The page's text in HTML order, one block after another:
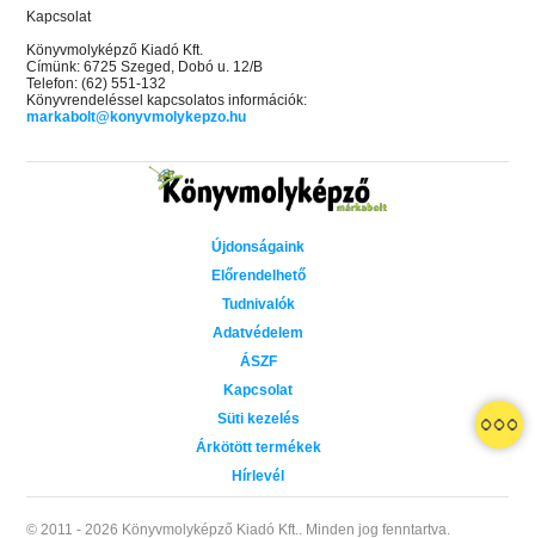
Kapcsolat
Könyvmolyképző Kiadó Kft.
Címünk: 6725 Szeged, Dobó u. 12/B
Telefon: (62) 551-132
Könyvrendeléssel kapcsolatos információk:
markabolt@konyvmolykepzo.hu
Újdonságaink
Előrendelhető
Tudnivalók
Adatvédelem
ÁSZF
Kapcsolat
Süti kezelés
Árkötött termékek
Hírlevél
© 2011 - 2026 Könyvmolyképző Kiadó Kft.. Minden jog fenntartva.